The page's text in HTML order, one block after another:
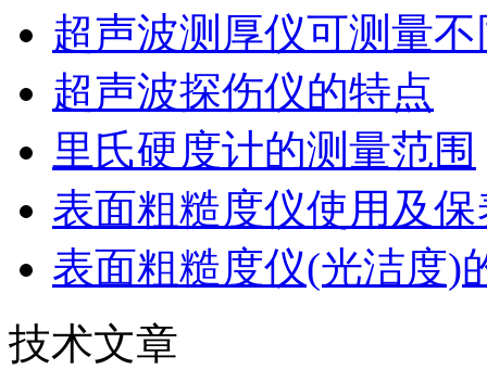
超声波测厚仪可测量
超声波探伤仪的特点
里氏硬度计的测量范围
表面粗糙度仪使用及保
表面粗糙度仪(光洁度)
技术文章